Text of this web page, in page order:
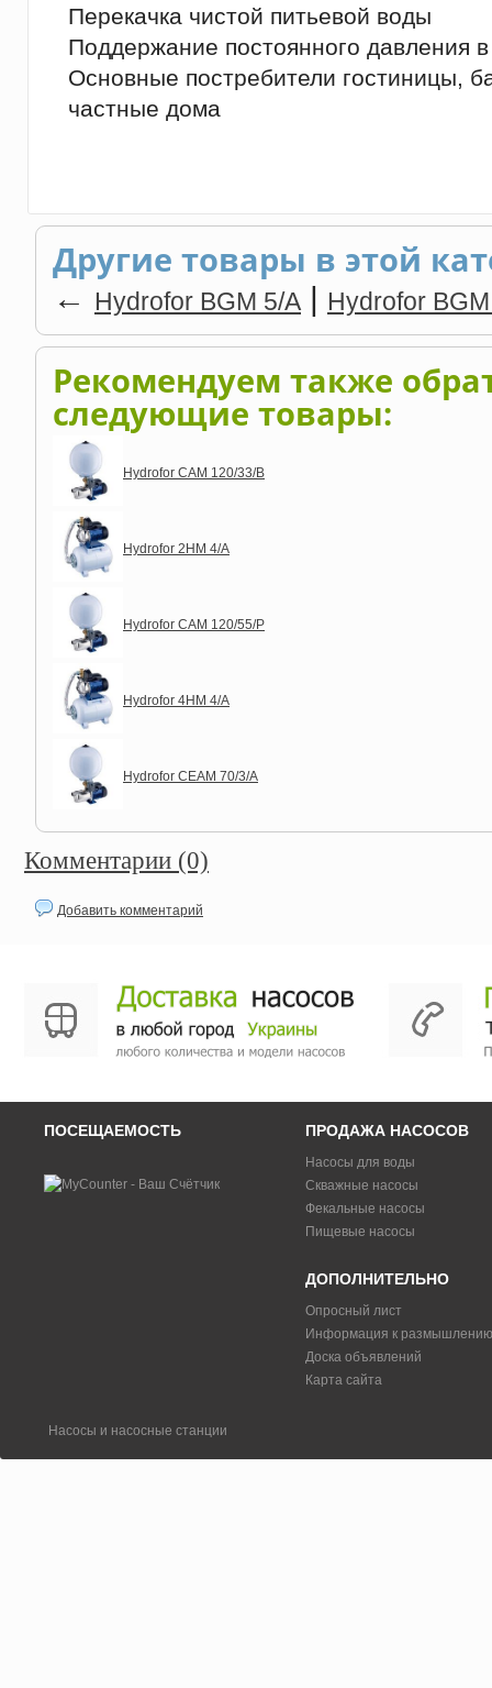
Перекачка чистой питьевой воды
Поддержание постоянного давления
Основные постребители гостиницы,
частные дома
Другие товары в этой
← Hydrofor BGM 5/A | Hydrofor
Рекомендуем также
следующие товары:
Hydrofor CAM 120/33/B
Hydrofor 2HM 4/A
Hydrofor CAM 120/55/P
Hydrofor 4HM 4/A
Hydrofor CEAM 70/3/A
Комментарии (0)
Добавить комментарий
ПОСЕЩАЕМОСТЬ ПРОДАЖА НАСОСОВ
Насосы для воды
Скважные насосы
Фекальные насосы
Пищевые насосы
ДОПОЛНИТЕЛЬНО
Опросный лист
Информация к размышлению
Доска объявлений
Карта сайта
Насосы и насосные станции